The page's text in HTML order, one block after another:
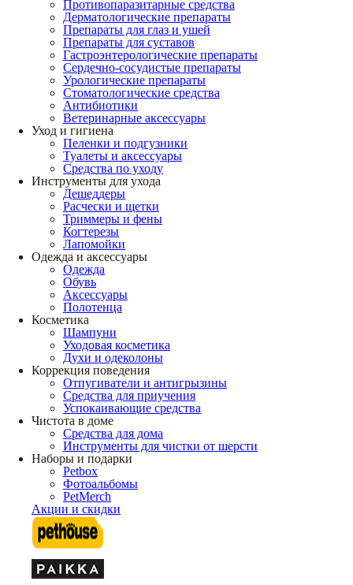
Противопаразитарные средства
Дерматологические препараты
Препараты для глаз и ушей
Препараты для суставов
Гастроэнтерологические препараты
Сердечно-сосудистые препараты
Урологические препараты
Стоматологические средства
Антибиотики
Ветеринарные аксессуары
Уход и гигиена
Пеленки и подгузники
Туалеты и аксессуары
Средства по уходу
Инструменты для ухода
Дешеддеры
Расчески и щетки
Триммеры и фены
Когтерезы
Лапомойки
Одежда и аксессуары
Одежда
Обувь
Аксессуары
Полотенца
Косметика
Шампуни
Уходовая косметика
Духи и одеколоны
Коррекция поведения
Отпугиватели и антигрызины
Средства для приучения
Успокаивающие средства
Чистота в доме
Средства для дома
Инструменты для чистки от шерсти
Наборы и подарки
Petbox
Фотоальбомы
PetMerch
Акции и скидки